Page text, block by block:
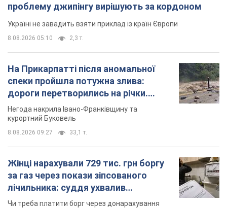
проблему джипінгу вирішують за кордоном
Україні не завадить взяти приклад із країн Європи
8.08.2026 05:10 2,3 т.
На Прикарпатті після аномальної
спеки пройшла потужна злива:
дороги перетворились на річки.
Відео
Негода накрила Івано-Франківщину та
курортний Буковель
8.08.2026 09:27 33,1 т.
Жінці нарахували 729 тис. грн боргу
за газ через покази зіпсованого
лічильника: суддя ухвалив
неочікуване рішення
Чи треба платити борг через донарахування